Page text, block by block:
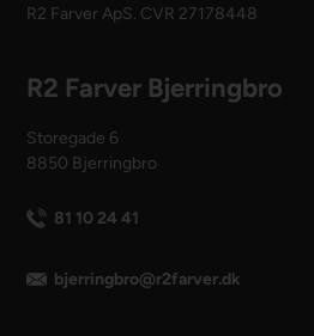
R2 Farver ApS. CVR 27178448
R2 Farver Bjerringbro
Storegade 6
8850 Bjerringbro
81 10 24 41
bjerringbro@r2farver.dk